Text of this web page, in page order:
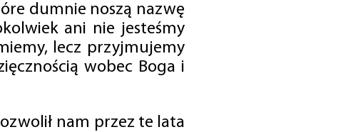
dumnie noszą nazwę
ani nie jesteśmy
lecz przyjmujemy
wobec Boga i
nam przez te lata